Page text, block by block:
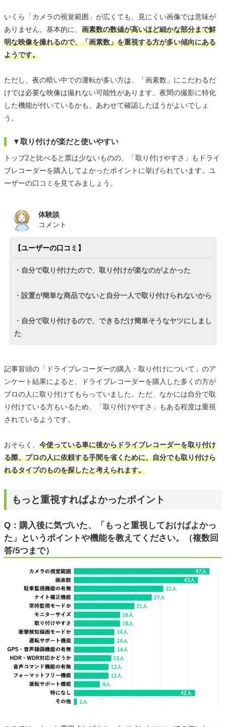
いくら「カメラの視覚範囲」が広くても、見にくい画像では意味が
ありません。基本的に、 画素数の数値が高いほど細かな部分まで鮮
明な映像を撮れるので、「画素数」を重視する方が多い傾向にある
ようです。
ただし、夜の暗い中での運転が多い方は、「画素数」にこだわるだ
けでは必要な映像は撮れない可能性があります。夜間の撮影に特化
した機能が付いているかも、あわせて確認したほうがよいでしょ
う。
▼取り付けが楽だと使いやすい
トップ2と比べると票は少ないものの、「取り付けやすさ」もドライ
ブレコーダーを購入してよかったポイントに挙げられています。ユ
ーザーの口コミを見てみましょう。
体験談
コメント
【ユーザーの口コミ】
・自分で取り付けたので、取り付けが楽なのがよかった
・設置が簡単な商品でないと自分一人で取り付けられないから
・自分で取り付けるので、できるだけ簡単そうなヤツにしまし
た
記事冒頭の「ドライブレコーダーの購入・取り付けについて」のア
ンケート結果によると、ドライブレコーダーを購入した多くの方が
プロの人に取り付けてもらっていました。ただ、なかには自分で取
り付けている方もいるため、「取り付けやすさ」もある程度は重視
されているようです。
おそらく、 今使っている車に後からドライブレコーダーを取り付け
る際、プロの人に依頼する手間を省くために、自分でも取り付けら
れるタイプのものを探したと考えられます。
もっと重視すればよかったポイント
Q：購入後に気づいた、「もっと重視しておけばよかっ
た」というポイントや機能を教えてください。（複数回
答/5つまで）